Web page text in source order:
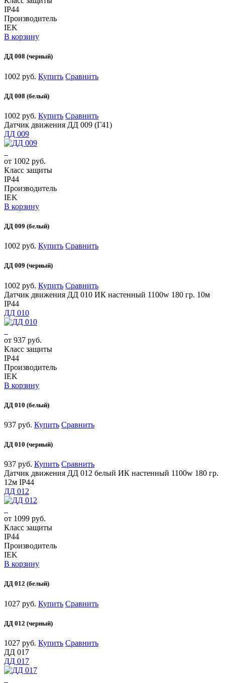
IP44
Производитель
IEK
В корзину
ДД 008 (черный)
1002 руб. Купить Сравнить
ДД 008 (белый)
1002 руб. Купить Сравнить
Датчик движения ДД 009 (Г41)
ДД 009
от 1002 руб.
Класс защиты
IP44
Производитель
IEK
В корзину
ДД 009 (белый)
1002 руб. Купить Сравнить
ДД 009 (черный)
1002 руб. Купить Сравнить
Датчик движения ДД 010 ИК настенный 1100w 180 гр. 10м
IP44
ДД 010
от 937 руб.
Класс защиты
IP44
Производитель
IEK
В корзину
ДД 010 (белый)
937 руб. Купить Сравнить
ДД 010 (черный)
937 руб. Купить Сравнить
Датчик движения ДД 012 белый ИК настенный 1100w 180 гр.
12м IP44
ДД 012
от 1099 руб.
Класс защиты
IP44
Производитель
IEK
В корзину
ДД 012 (белый)
1027 руб. Купить Сравнить
ДД 012 (черный)
1027 руб. Купить Сравнить
ДД 017
ДД 017